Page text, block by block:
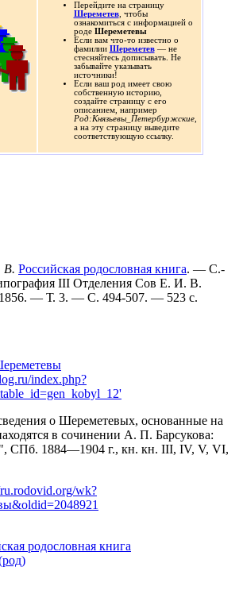
Перейдите на страницу
Шереметев, чтобы
ознакомиться с информацией о
роде Шереметевы
Если вам что-то известно о
фамилии Шереметев— не
стесняйтесь дописывать. Не
забывайте указывать
источники!
Если ваш род имеет свою
собственную историю,
создайте страницу с его
описанием, например
Род:Князьевы_Петербуржские,
а на эту страницу выведите
соответствующую ссылку.
В. Российская родословная книга. — С.-
III Отделения Сов Е. И. В.
— Т. 3. — С. 494-507. — 523 с.
index.php?
о Шереметевых, основанные на
в сочинении А. П. Барсукова:
СПб. 1884—1904 г., кн. кн. III, IV, V, VI,
wk?
родословная книга